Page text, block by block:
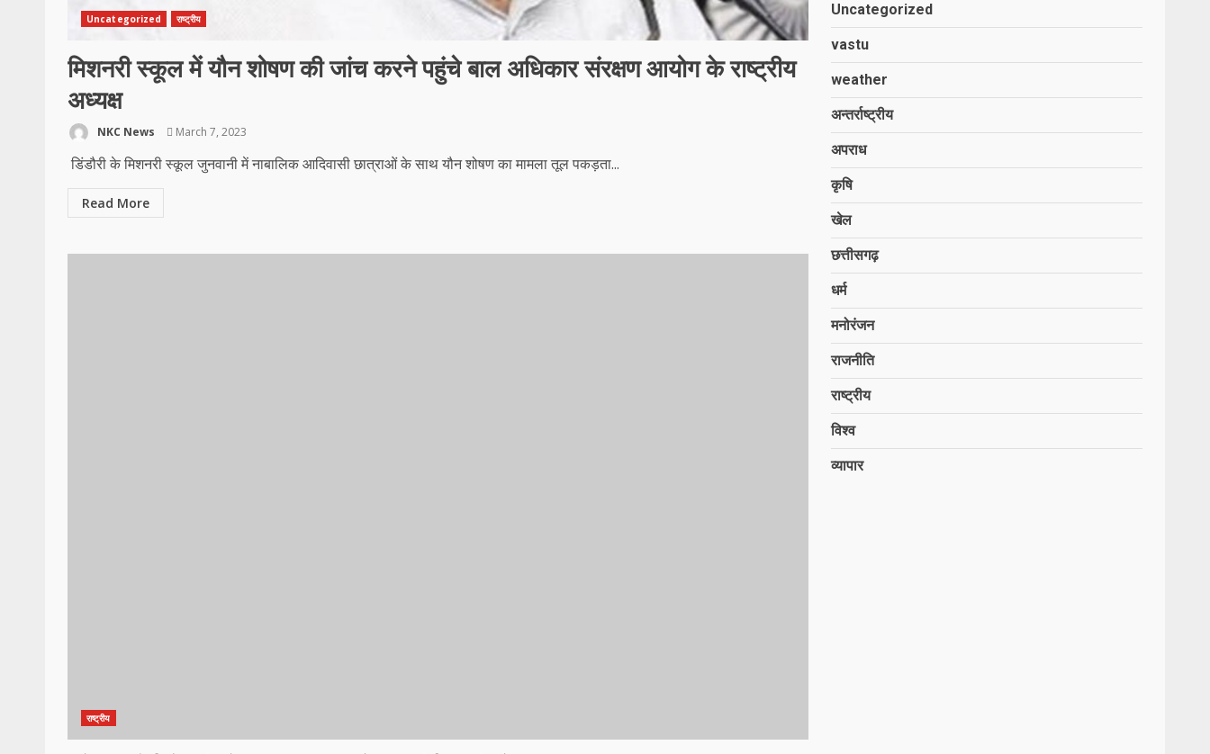
Uncategorized राष्ट्रीय
मिशनरी स्कूल में यौन शोषण की जांच करने पहुंचे बाल अधिकार संरक्षण आयोग के राष्ट्रीय
अध्यक्ष
NKC News March 7, 2023
डिंडौरी के मिशनरी स्कूल जुनवानी में नाबालिक आदिवासी छात्राओं के साथ यौन शोषण का मामला तूल पकड़ता...
Read More
राष्ट्रीय
Uncategorized
vastu
weather
अन्तर्राष्ट्रीय
अपराध
कृषि
खेल
छत्तीसगढ़
धर्म
मनोरंजन
राजनीति
राष्ट्रीय
विश्व
व्यापार